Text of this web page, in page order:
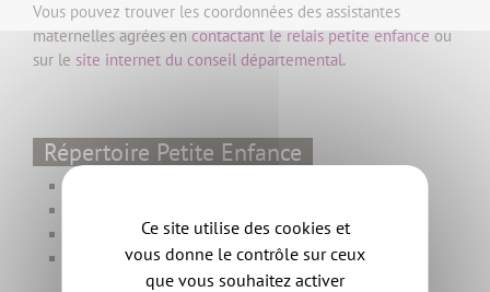
Vous pouvez trouver les coordonnées des assistantes
maternelles agrées encontactant le relais petite enfance ou
sur le site internet du conseil départemental.
Répertoire Petite Enfance
Maisons d'Assistantes Maternelles
Les lieux-ressources santé et social
Ce site utilise des cookies et
vous donne le contrôle sur ceux
que vous souhaitez activer